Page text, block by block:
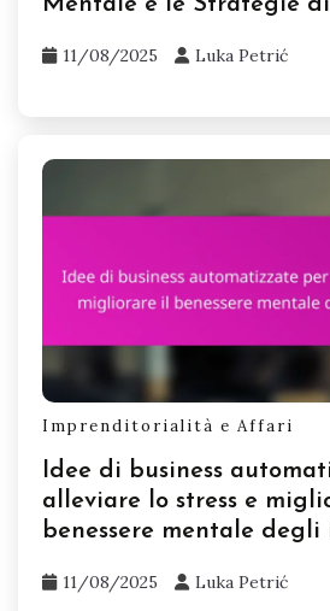
Mentale e le Strategie di
11/08/2025 Luka Petrić
Imprenditorialità e Affari
Idee di business
alleviare lo stress e
benessere mentale
11/08/2025 Luka Petrić